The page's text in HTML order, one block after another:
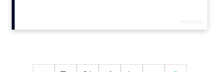
Interne communicatie